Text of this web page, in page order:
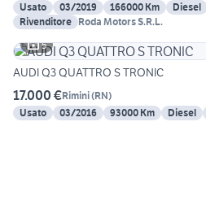
Usato
03/2019 166000 Km Diesel
Rivenditore Roda Motors S.R.L.
5
AUDI Q3 QUATTRO S TRONIC
17.000 €Rimini(RN)
Usato
03/2016 93000 Km Diesel